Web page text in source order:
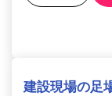
建設現場の足